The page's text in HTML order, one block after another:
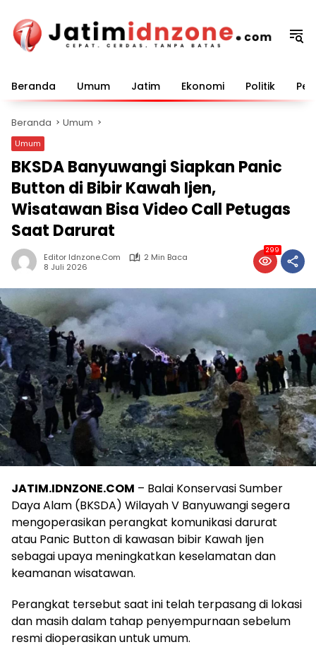
konten
Beranda Umum Jatim Ekonomi Politik
Beranda Umum
Umum
BKSDA Banyuwangi Siapkan Panic
Button di Bibir Kawah Ijen,
Wisatawan Bisa Video Call Petugas
Saat Darurat
Editor Idnzone.com
2 Min Baca
8 Juli 2026
299
JATIM.IDNZONE.COM – Balai Konservasi Sumber
Daya Alam (BKSDA) Wilayah V Banyuwangi segera
mengoperasikan perangkat komunikasi darurat
atau Panic Button di kawasan bibir Kawah Ijen
sebagai upaya meningkatkan keselamatan dan
keamanan wisatawan.
Perangkat tersebut saat ini telah terpasang di lokasi
dan masih dalam tahap penyempurnaan sebelum
resmi dioperasikan untuk umum.